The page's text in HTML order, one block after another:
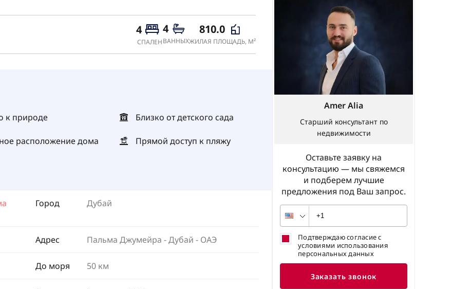
4
СПАЛЕН
4
ВАННЫХ
810.0
ЖИЛАЯ ПЛОЩАДЬ, М²
к природе Близко от детского сада
расположение дома Прямой доступ к пляжу
Город Дубай
Адрес Пальма Джумейра - Дубай - ОАЭ
До моря 50 км
Оставьте заявку на
консультацию — мы свяжемся
и подберем лучшие
предложения под Ваш запрос.
Amer Alia
Старший консультант по
недвижимости
Подтверждаю согласие с
условиями использования
персональных данных
Заказать звонок